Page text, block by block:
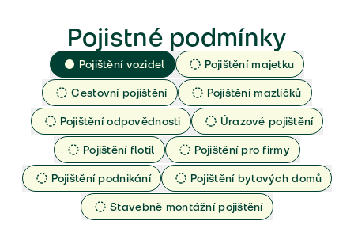
Pojistné podmínky
Pojištění vozidel
Pojištění majetku
Cestovní pojištění
Pojištění mazlíčků
Pojištění odpovědnosti
Úrazové pojištění
Pojištění flotil
Pojištění pro firmy
Pojištění podnikání
Pojištění bytových domů
Stavebně montážní pojištění